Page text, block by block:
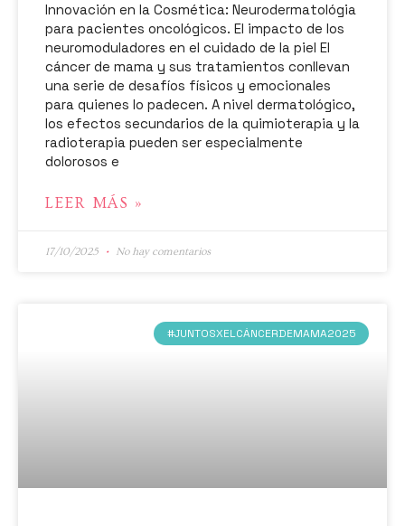
Innovación en la Cosmética: Neurodermatológia
para pacientes oncológicos. El impacto de los
neuromoduladores en el cuidado de la piel El
cáncer de mama y sus tratamientos conllevan
una serie de desafíos físicos y emocionales
para quienes lo padecen. A nivel dermatológico,
los efectos secundarios de la quimioterapia y la
radioterapia pueden ser especialmente
dolorosos e
LEER MÁS »
17/10/2025 No hay comentarios
#JUNTOSXELCÁNCERDEMAMA2025